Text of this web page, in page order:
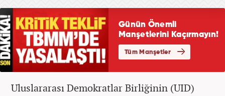
Uluslararası Demokratlar Birliğinin (UID)